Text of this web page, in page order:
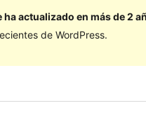
ha actualizado en más de 2
de WordPress.